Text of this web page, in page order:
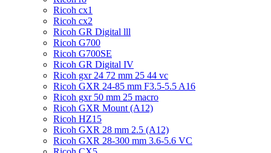
Ricoh cx1
Ricoh cx2
Ricoh GR Digital lll
Ricoh G700
Ricoh G700SE
Ricoh GR Digital IV
Ricoh gxr 24 72 mm 25 44 vc
Ricoh GXR 24-85 mm F3.5-5.5 A16
Ricoh gxr 50 mm 25 macro
Ricoh GXR Mount (A12)
Ricoh HZ15
Ricoh GXR 28 mm 2.5 (A12)
Ricoh GXR 28-300 mm 3.6-5.6 VC